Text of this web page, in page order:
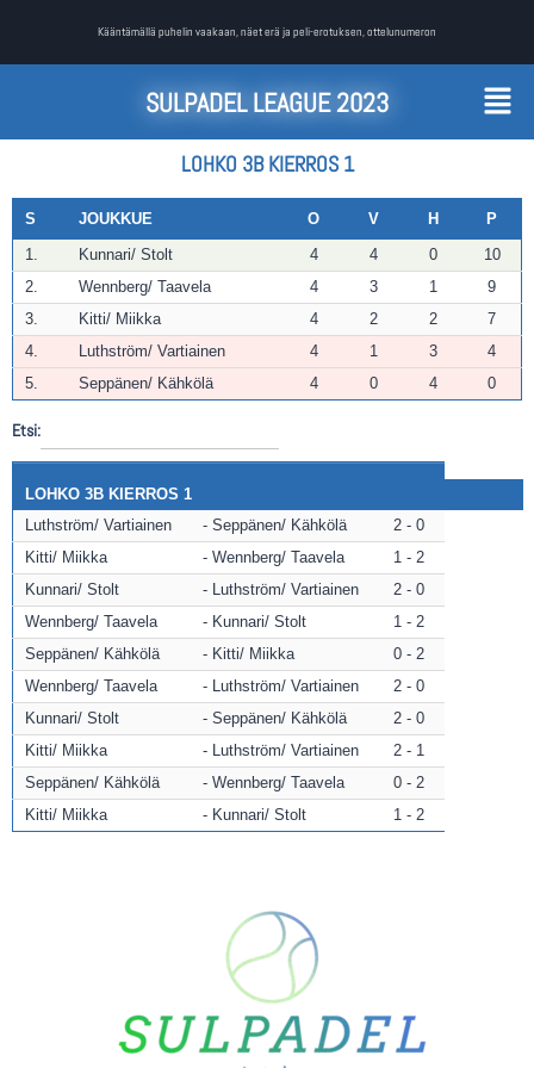
Kääntämällä puhelin vaakaan, näet erä ja peli-erotuksen, ottelunumeron
SULPADEL LEAGUE 2023
LOHKO 3B KIERROS 1
S JOUKKUE O V H
P
1.
Kunnari/ Stolt 4 4 0
10
2.
Wennberg/ Taavela 4 3 1
9
3.
Kitti/ Miikka 4 2 2
7
4.
Luthström/ Vartiainen 4 1 3
4
5.
Seppänen/ Kähkölä 4 0 4 0
Etsi:
LOHKO 3B KIERROS 1
Luthström/ Vartiainen
Seppänen/ Kähkölä
2 - 0
Kitti/ Miikka
Wennberg/ Taavela
1 - 2
Kunnari/ Stolt
Luthström/ Vartiainen
2 - 0
Wennberg/ Taavela
Kunnari/ Stolt
1 - 2
Seppänen/ Kähkölä
Kitti/ Miikka
0 - 2
Wennberg/ Taavela
Luthström/ Vartiainen
2 - 0
Kunnari/ Stolt
Seppänen/ Kähkölä
2 - 0
Kitti/ Miikka
Luthström/ Vartiainen
2 - 1
Seppänen/ Kähkölä
Wennberg/ Taavela
0 - 2
Kitti/ Miikka
Kunnari/ Stolt 1 - 2